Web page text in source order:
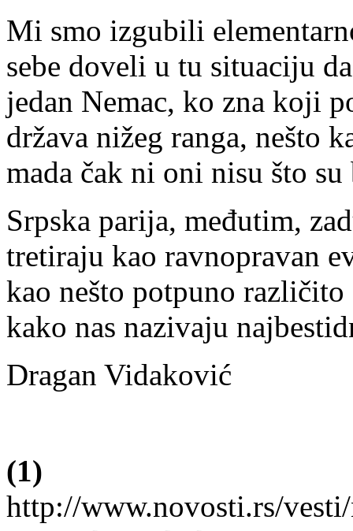
Mi smo izgubili
sebe doveli u tu situaciju
jedan Nemac, ko zna koji
država nižeg ranga, nešto
mada čak ni oni nisu što
Srpska parija, međutim,
tretiraju kao ravnopravan
kao nešto potpuno
kako nas nazivaju
Dragan Vidaković
(1)
http://www.novosti.rs/